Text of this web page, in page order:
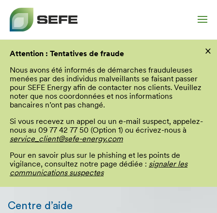
principal
Attention : Tentatives de fraude
Nous avons été informés de démarches frauduleuses
menées par des individus malveillants se faisant passer
pour SEFE Energy afin de contacter nos clients. Veuillez
noter que nos coordonnées et nos informations
bancaires n’ont pas changé.
Si vous recevez un appel ou un e-mail suspect, appelez-
nous au 09 77 42 77 50 (Option 1) ou écrivez-nous à
service_client@sefe-energy.com
Pour en savoir plus sur le phishing et les points de
vigilance, consultez notre page dédiée : signaler les
communications suspectes
×
allez
Centre d’aide